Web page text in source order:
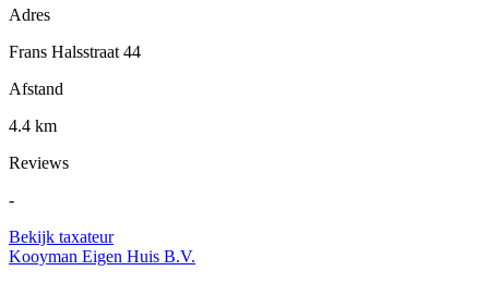
Adres
Frans Halsstraat 44
Afstand
4.4 km
Reviews
-
Bekijk taxateur
Kooyman Eigen Huis B.V.